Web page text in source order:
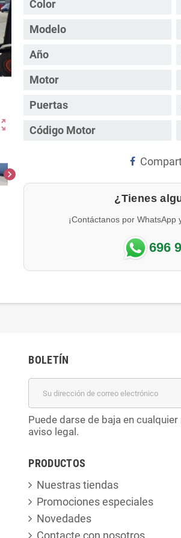
chevron_right
Color
Modelo
Año
Motor
Puertas
Código Motor
¿Tienes
¡Contáctanos por
696
BOLETÍN
Puede darse de baja en
aviso legal.
PRODUCTOS
Nuestras tiendas
Promociones especiales
Novedades